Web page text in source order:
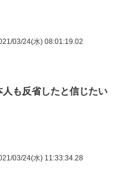
03/24(水) 08:01:19.02
も反省したと信じたい
03/24(水) 11:33:34.28